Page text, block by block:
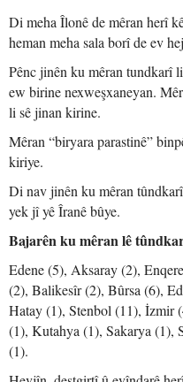
Di meha Îlonê de mêran herî
heman meha sala borî de ev
Pênc jinên ku mêran tundkarî
ew birine nexweşxaneyan.
li sê jinan kirine.
Mêran “biryara parastinê”
kiriye.
Di nav jinên ku mêran
yek jî yê Îranê bûye.
Bajarên ku mêran lê
Edene (5), Aksaray (2),
(2), Balikesîr (2), Bûrsa (6),
Hatay (1), Stenbol (11), İzmir
(1), Kutahya (1), Sakarya (1),
(1).